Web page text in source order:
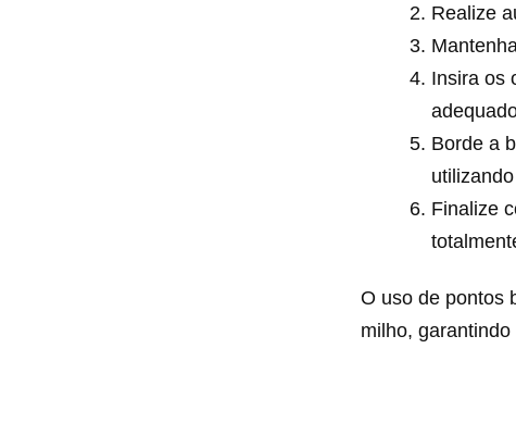
Realize
Insira os
Borde a
Finalize
O uso de pontos
milho,